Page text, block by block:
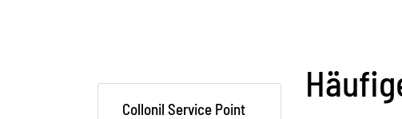
Collonil Service Point